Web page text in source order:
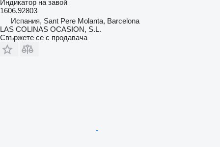
Индикатор на завой
1606.92803
Испания, Sant Pere Molanta, Barcelona
LAS COLINAS OCASION, S.L.
Свържете се с продавача